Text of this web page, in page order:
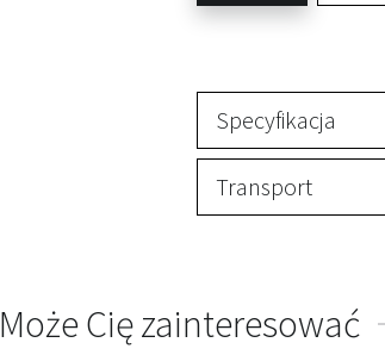
Specyfikacja
Transport
Może Cię zainteresować